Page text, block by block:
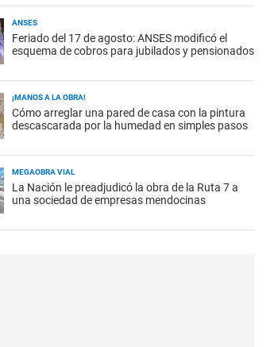
ANSES
Feriado del 17 de agosto: ANSES modificó el
esquema de cobros para jubilados y pensionados
¡MANOS A LA OBRA!
Cómo arreglar una pared de casa con la pintura
descascarada por la humedad en simples pasos
MEGAOBRA VIAL
La Nación le preadjudicó la obra de la Ruta 7 a
una sociedad de empresas mendocinas